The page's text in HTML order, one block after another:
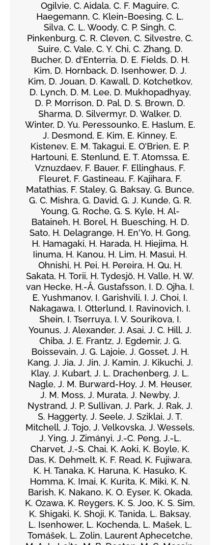
Ogilvie, C. Aidala, C. F. Maguire, C.
Haegemann, C. Klein-Boesing, C. L.
Silva, C. L. Woody, C. P. Singh, C.
Pinkenburg, C. R. Cleven, C. Silvestre, C.
Suire, C. Vale, C. Y. Chi, C. Zhang, D.
Bucher, D. d'Enterria, D. E. Fields, D. H.
Kim, D. Hornback, D. Isenhower, D. J.
Kim, D. Jouan, D. Kawall, D. Kotchetkov,
D. Lynch, D. M. Lee, D. Mukhopadhyay,
D. P. Morrison, D. Pal, D. S. Brown, D.
Sharma, D. Silvermyr, D. Walker, D.
Winter, D. Yu. Peressounko, E. Haslum, E.
J. Desmond, E. Kim, E. Kinney, E.
Kistenev, E. M. Takagui, E. O'Brien, E. P.
Hartouni, E. Stenlund, E. T. Atomssa, E.
Vznuzdaev, F. Bauer, F. Ellinghaus, F.
Fleuret, F. Gastineau, F. Kajihara, F.
Matathias, F. Staley, G. Baksay, G. Bunce,
G. C. Mishra, G. David, G. J. Kunde, G. R.
Young, G. Roche, G. S. Kyle, H. Al-
Bataineh, H. Borel, H. Buesching, H. D.
Sato, H. Delagrange, H. En'Yo, H. Gong,
H. Hamagaki, H. Harada, H. Hiejima, H.
Iinuma, H. Kanou, H. Lim, H. Masui, H.
Ohnishi, H. Pei, H. Pereira, H. Qu, H.
Sakata, H. Torii, H. Tydesjö, H. Valle, H. W.
van Hecke, H.-Å. Gustafsson, I. D. Ojha, I.
E. Yushmanov, I. Garishvili, I. J. Choi, I.
Nakagawa, I. Otterlund, I. Ravinovich, I.
Shein, I. Tserruya, I. V. Sourikova, I.
Younus, J. Alexander, J. Asai, J. C. Hill, J.
Chiba, J. E. Frantz, J. Egdemir, J. G.
Boissevain, J. G. Lajoie, J. Gosset, J. H.
Kang, J. Jia, J. Jin, J. Kamin, J. Kikuchi, J.
Klay, J. Kubart, J. L. Drachenberg, J. L.
Nagle, J. M. Burward-Hoy, J. M. Heuser,
J. M. Moss, J. Murata, J. Newby, J.
Nystrand, J. P. Sullivan, J. Park, J. Rak, J.
S. Haggerty, J. Seele, J. Sziklai, J. T.
Mitchell, J. Tojo, J. Velkovska, J. Wessels,
J. Ying, J. Zimányi, J.-C. Peng, J.-L.
Charvet, J.-S. Chai, K. Aoki, K. Boyle, K.
Das, K. Dehmelt, K. F. Read, K. Fujiwara,
K. H. Tanaka, K. Haruna, K. Hasuko, K.
Homma, K. Imai, K. Kurita, K. Miki, K. N.
Barish, K. Nakano, K. O. Eyser, K. Okada,
K. Ozawa, K. Reygers, K. S. Joo, K. S. Sim,
K. Shigaki, K. Shoji, K. Tanida, L. Baksay,
L. Isenhower, L. Kochenda, L. Mašek, L.
Tomášek, L. Zolin, Laurent Aphecetche,